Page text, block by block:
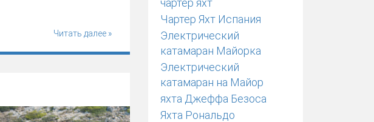
Читать далее »
чартер яхт
Чартер Яхт Испания
Электрический
катамаран Майорка
Электрический
катамаран на Майор
яхта Джеффа Безоса
Яхта Рональдо